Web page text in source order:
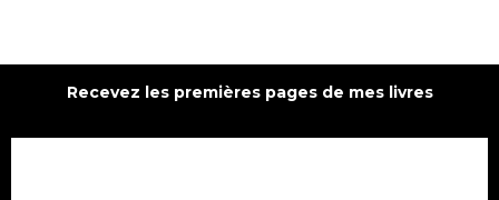
Recevez les premières pages de mes livres